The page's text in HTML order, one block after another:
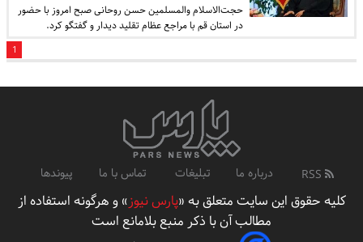
حجت‌الاسلام والمسلمین حسن روحانی صبح امروز با حضور
در استان قم با مراجع عظام تقلید دیدار و گفتگو کرد.
1
درباره ما تبلیغات تماس با ما پیوندها
کلیه حقوق این سایت متعلق به «پارس نیوز» و هرگونه استفاده از
مطالب آن با ذکر منبع بلامانع است